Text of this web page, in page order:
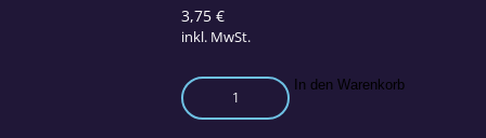
3,75€
inkl. MwSt.
Flugzeug-
Abstürze
In den Warenkorb